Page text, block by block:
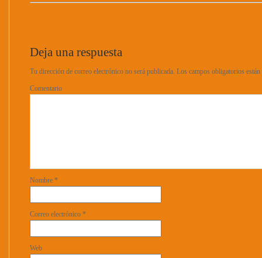
Deja una respuesta
Tu dirección de correo electrónico no será publicada. Los campos obligatorios
Comentario
Nombre *
Correo electrónico *
Web